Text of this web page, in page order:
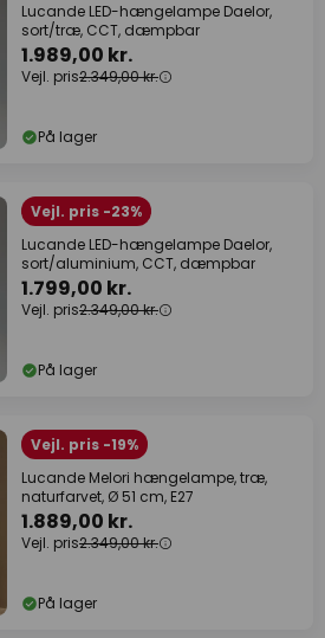
Lucande LED-hængelampe Daelor,
sort/træ, CCT, dæmpbar
1.989,00 kr.
Vejl. pris2.349,00 kr.
På lager
Vejl. pris -23%
Lucande LED-hængelampe Daelor,
sort/aluminium, CCT, dæmpbar
1.799,00 kr.
Vejl. pris2.349,00 kr.
På lager
Vejl. pris -19%
Lucande Melori hængelampe, træ,
naturfarvet, Ø 51 cm, E27
1.889,00 kr.
Vejl. pris2.349,00 kr.
På lager